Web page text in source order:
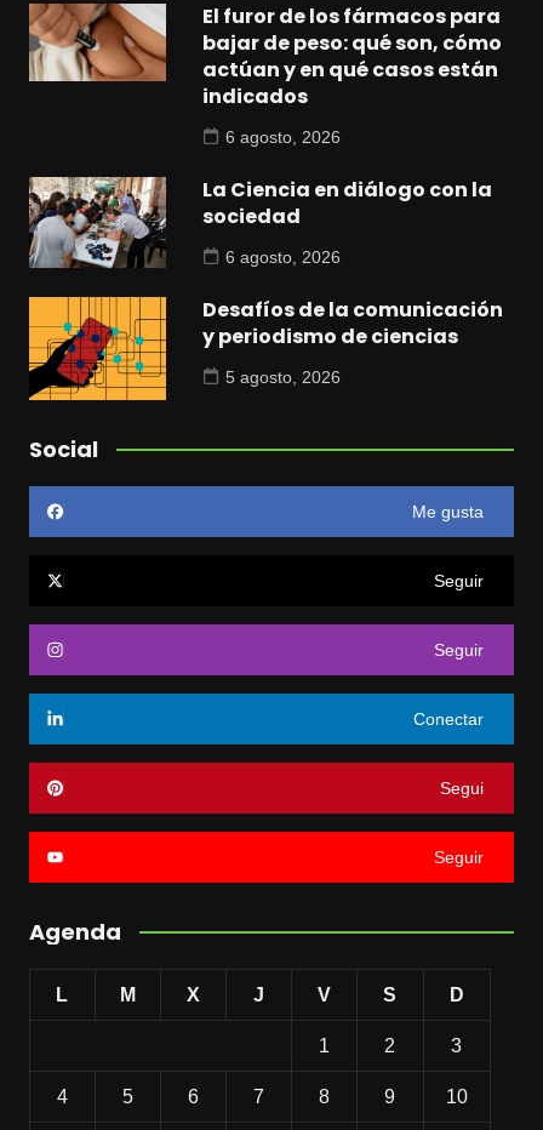
El furor de los fármacos para
bajar de peso: qué son, cómo
actúan y en qué casos están
indicados
6 agosto, 2026
La Ciencia en diálogo con la
sociedad
6 agosto, 2026
Desafíos de la comunicación
y periodismo de ciencias
5 agosto, 2026
Social
Me gusta
Seguir
Seguir
Conectar
Segui
Seguir
Agenda
L M X J V S D
1 2 3
4 5 6 7 8 9 10